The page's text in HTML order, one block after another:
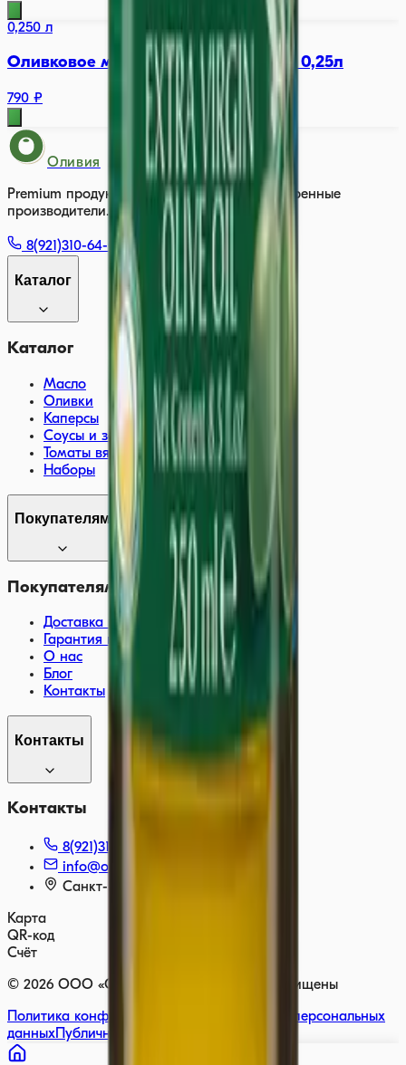
0,250 л
Оливковое масло Basso Extra Virgin 0,25л
790 ₽
Оливия
Premium продукты из Европы. Только проверенные
производители.
8(921)310-64-00
Каталог
Каталог
Масло
Оливки
Каперсы
Соусы и заправки
Томаты вяленые
Наборы
Покупателям
Покупателям
Доставка и оплата
Гарантия качества
О нас
Блог
Контакты
Контакты
Контакты
8(921)310-64-00
info@olivia.su
Санкт-Петербург, Россия
Карта
QR-код
Счёт
© 2026 ООО «ОЛИВИЯ» — Все права защищены
Политика конфиденциальности
Обработка персональных
данных Публичная оферта